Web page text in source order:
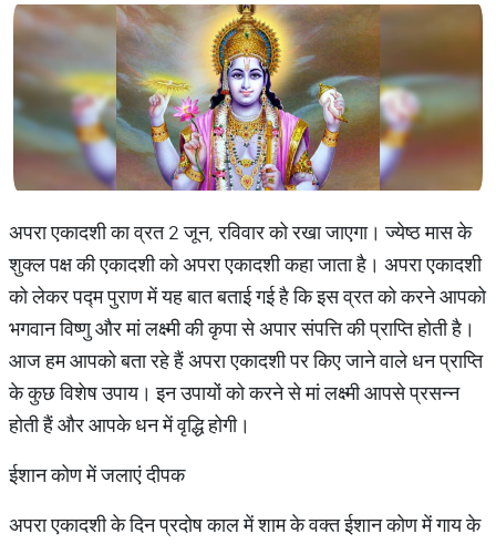
अपरा एकादशी का व्रत 2 जून, रविवार को रखा जाएगा। ज्‍येष्‍ठ मास के
शुक्‍ल पक्ष की एकादशी को अपरा एकादशी कहा जाता है। अपरा एकादशी
को लेकर पद्म पुराण में यह बात बताई गई है कि इस व्रत को करने आपको
भगवान विष्‍णु और मां लक्ष्‍मी की कृपा से अपार संपत्ति की प्राप्ति होती है।
आज हम आपको बता रहे हैं अपरा एकादशी पर किए जाने वाले धन प्राप्ति
के कुछ विशेष उपाय। इन उपायों को करने से मां लक्ष्‍मी आपसे प्रसन्‍न
होती हैं और आपके धन में वृद्धि होगी।
ईशान कोण में जलाएं दीपक
अपरा एकादशी के दिन प्रदोष काल में शाम के वक्‍त ईशान कोण में गाय के